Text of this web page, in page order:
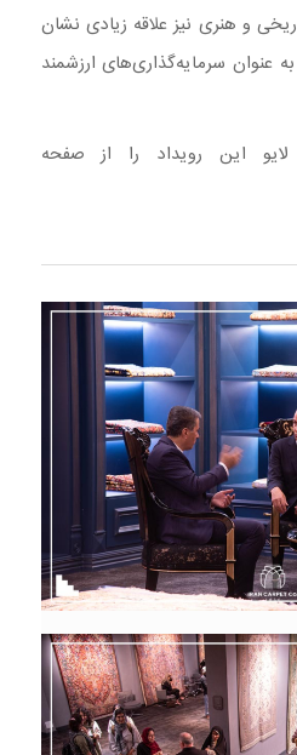
و هنری نیز علاقه زیادی نشان
سرمایه‌گذاری‌های ارزشمند
لایو این رویداد را از صفحه